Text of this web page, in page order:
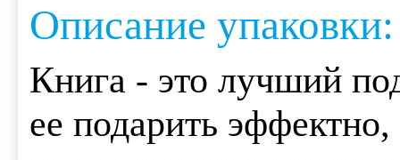
Описание
Книга - это лучший
ее подарить